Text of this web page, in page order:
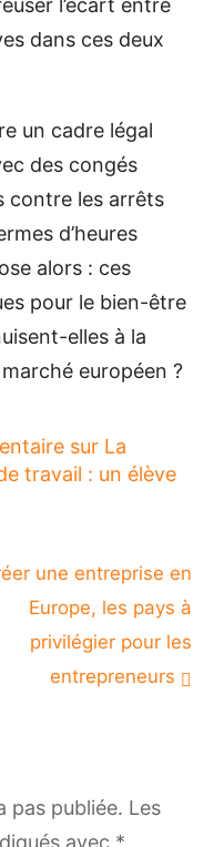
dans ces deux
un cadre légal
des congés
contre les arrêts
d’heures
alors : ces
pour le bien-être
elles à la
européen ?
sur La
travail : un élève
une entreprise en
Europe, les pays à
privilégier pour les
entrepreneurs
pas publiée. Les
avec *